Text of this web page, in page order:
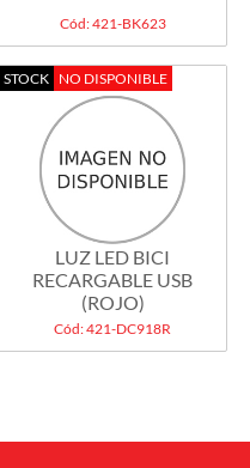
Cód: 421-BK623
STOCK NO DISPONIBLE
LUZ LED BICI
RECARGABLE USB
(ROJO)
Cód: 421-DC918R